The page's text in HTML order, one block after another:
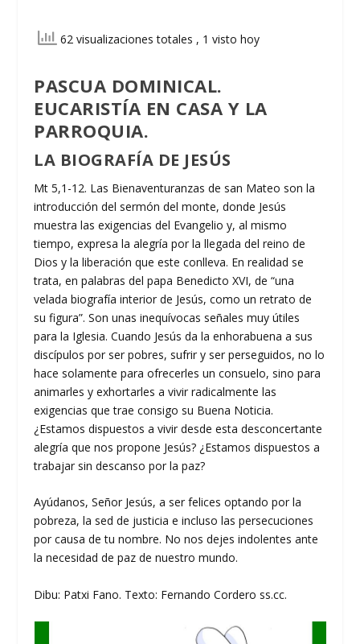
62 visualizaciones totales , 1 visto hoy
PASCUA DOMINICAL.
EUCARISTÍA EN CASA Y LA
PARROQUIA.
LA BIOGRAFÍA DE JESÚS
Mt 5,1-12. Las Bienaventuranzas de san Mateo son la
introducción del sermón del monte, donde Jesús
muestra las exigencias del Evangelio y, al mismo
tiempo, expresa la alegría por la llegada del reino de
Dios y la liberación que este conlleva. En realidad se
trata, en palabras del papa Benedicto XVI, de “una
velada biografía interior de Jesús, como un retrato de
su figura”. Son unas inequívocas señales muy útiles
para la Iglesia. Cuando Jesús da la enhorabuena a sus
discípulos por ser pobres, sufrir y ser perseguidos, no lo
hace solamente para ofrecerles un consuelo, sino para
animarles y exhortarles a vivir radicalmente las
exigencias que trae consigo su Buena Noticia.
¿Estamos dispuestos a vivir desde esta desconcertante
alegría que nos propone Jesús? ¿Estamos dispuestos a
trabajar sin descanso por la paz?
Ayúdanos, Señor Jesús, a ser felices optando por la
pobreza, la sed de justicia e incluso las persecuciones
por causa de tu nombre. No nos dejes indolentes ante
la necesidad de paz de nuestro mundo.
Dibu: Patxi Fano. Texto: Fernando Cordero ss.cc.